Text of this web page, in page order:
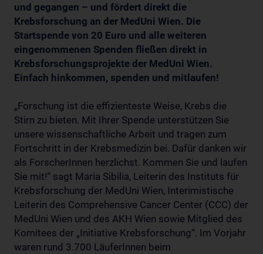
und gegangen – und fördert direkt die
Krebsforschung an der MedUni Wien. Die
Startspende von 20 Euro und alle weiteren
eingenommenen Spenden fließen direkt in
Krebsforschungsprojekte der MedUni Wien.
Einfach hinkommen, spenden und mitlaufen!
„Forschung ist die effizienteste Weise, Krebs die
Stirn zu bieten. Mit Ihrer Spende unterstützen Sie
unsere wissenschaftliche Arbeit und tragen zum
Fortschritt in der Krebsmedizin bei. Dafür danken wir
als ForscherInnen herzlichst. Kommen Sie und laufen
Sie mit!“ sagt Maria Sibilia, Leiterin des Instituts für
Krebsforschung der MedUni Wien, Interimistische
Leiterin des Comprehensive Cancer Center (CCC) der
MedUni Wien und des AKH Wien sowie Mitglied des
Komitees der „Initiative Krebsforschung“. Im Vorjahr
waren rund 3.700 LäuferInnen beim